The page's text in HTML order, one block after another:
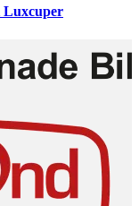
Luxcuper